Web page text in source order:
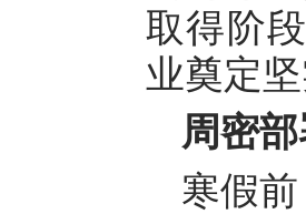
取得阶
业奠定
周密
寒假